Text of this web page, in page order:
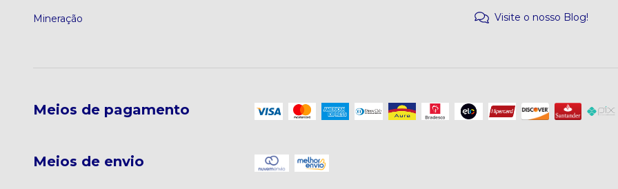
Mineração Visite o nosso Blog!
Meios de pagamento
Meios de envio